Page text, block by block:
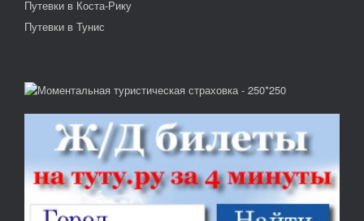
Путевки в Коста-Рику
Путевки в Тунис